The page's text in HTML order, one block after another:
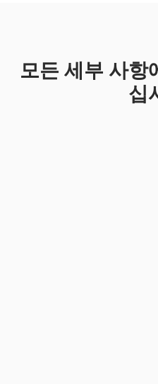
모든 세부 사항
십